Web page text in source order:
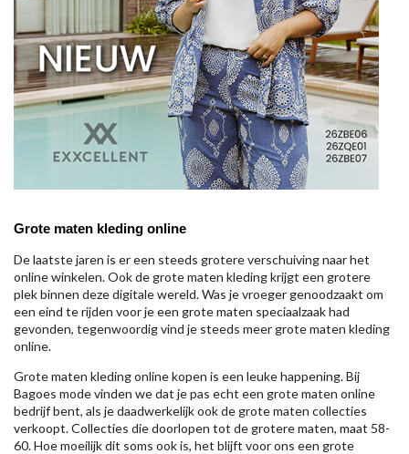
Grote maten kleding online
De laatste jaren is er een steeds grotere verschuiving naar het
online winkelen. Ook de grote maten kleding krijgt een grotere
plek binnen deze digitale wereld. Was je vroeger genoodzaakt om
een eind te rijden voor je een grote maten speciaalzaak had
gevonden, tegenwoordig vind je steeds meer grote maten kleding
online.
Grote maten kleding online kopen is een leuke happening. Bij
Bagoes mode vinden we dat je pas echt een grote maten online
bedrijf bent, als je daadwerkelijk ook de grote maten collecties
verkoopt. Collecties die doorlopen tot de grotere maten, maat 58-
60. Hoe moeilijk dit soms ook is, het blijft voor ons een grote